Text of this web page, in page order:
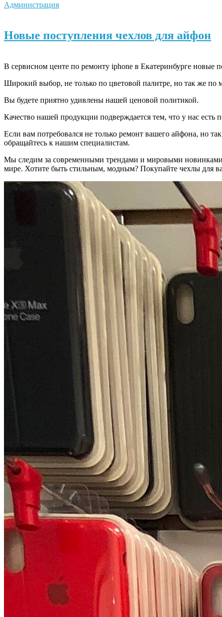
Администрация
Новые поступления чехлов для айфон
В сервисном центе по ремонту iphone в Екатеринбурге новые
Широкий выбор, не только по цветовой палитре, но так же по
Вы будете приятно удивлены нашей ценовой политикой.
Качество нашей продукции подверждается тем, что у нас
Если вам потребовался не только ремонт вашего айфона, но
обращайтесь к нашим специалистам.
Мы следим за современными трендами и мировыми новинками,
мире. Хотите быть стильным, модным? Покупайте чехлы для